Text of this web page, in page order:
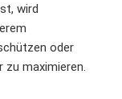
wird
oder
maximieren.